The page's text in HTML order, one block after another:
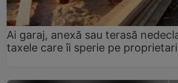
Ai garaj, anexă sau terasă
taxele care îi sperie pe